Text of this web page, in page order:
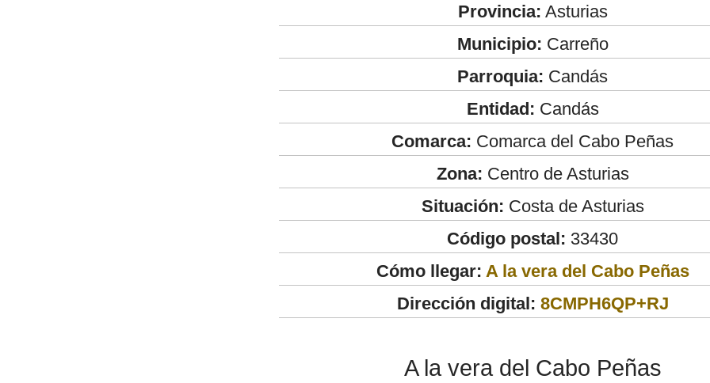
Provincia: Asturias
Municipio: Carreño
Parroquia: Candás
Entidad: Candás
Comarca: Comarca del Cabo Peñas
Zona: Centro de Asturias
Situación: Costa de Asturias
Código postal: 33430
Cómo llegar: A la vera del Cabo Peñas
Dirección digital: 8CMPH6QP+RJ
A la vera del Cabo Peñas